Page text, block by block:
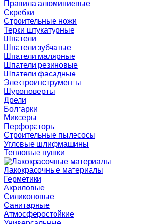
Правила алюминиевые
Скребки
Строительные ножи
Терки штукатурные
Шпатели
Шпатели зубчатые
Шпатели малярные
Шпатели резиновые
Шпатели фасадные
Электроинструменты
Шуроповерты
Дрели
Болгарки
Миксеры
Перфораторы
Строительные пылесосы
Угловые шлифмашины
Тепловые пушки
Лакокрасочные материалы
Герметики
Акриловые
Силиконовые
Санитарные
Атмосферостойкие